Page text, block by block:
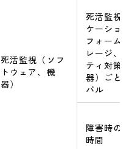
死活監視（ソフ
トウェア、機
器）
死活監視
ケーショ
フォーム
レージ、
ティ対策
器）ごと
バル
障害時の
時間